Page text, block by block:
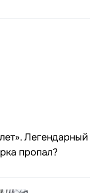
Легендарный
пропал?